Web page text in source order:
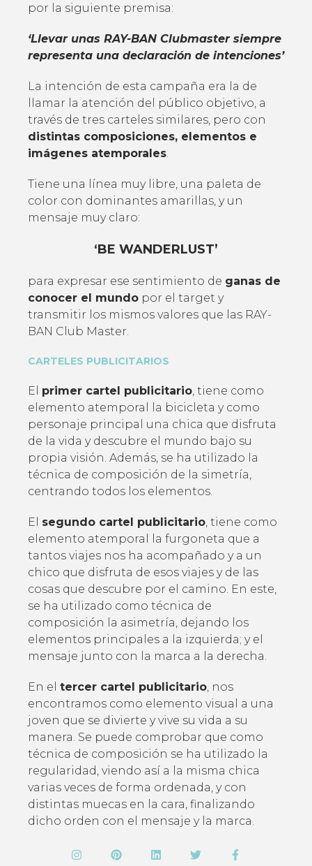
por la siguiente premisa:
‘Llevar unas RAY-BAN Clubmaster siempre
representa una declaración de intenciones’
La intención de esta campaña era la de
llamar la atención del público objetivo, a
través de tres carteles similares, pero con
distintas composiciones, elementos e
imágenes atemporales.
Tiene una línea muy libre, una paleta de
color con dominantes amarillas, y un
mensaje muy claro:
‘BE WANDERLUST’
para expresar ese sentimiento de ganas de
conocer el mundo por el target y
transmitir los mismos valores que las RAY-
BAN Club Master.
CARTELES PUBLICITARIOS
El primer cartel publicitario, tiene como
elemento atemporal la bicicleta y como
personaje principal una chica que disfruta
de la vida y descubre el mundo bajo su
propia visión. Además, se ha utilizado la
técnica de composición de la simetría,
centrando todos los elementos.
El segundo cartel publicitario, tiene como
elemento atemporal la furgoneta que a
tantos viajes nos ha acompañado y a un
chico que disfruta de esos viajes y de las
cosas que descubre por el camino. En este,
se ha utilizado como técnica de
composición la asimetría, dejando los
elementos principales a la izquierda; y el
mensaje junto con la marca a la derecha.
En el tercer cartel publicitario, nos
encontramos como elemento visual a una
joven que se divierte y vive su vida a su
manera. Se puede comprobar que como
técnica de composición se ha utilizado la
regularidad, viendo así a la misma chica
varias veces de forma ordenada, y con
distintas muecas en la cara, finalizando
dicho orden con el mensaje y la marca.